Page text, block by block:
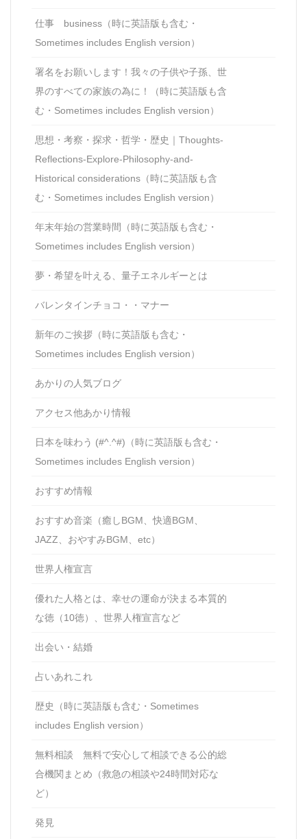
仕事 business（時に英語版も含む・
Sometimes includes English version）
署名をお願いします！我々の子供や子孫、世
界のすべての家族の為に！（時に英語版も含
む・Sometimes includes English version）
思想・考察・探求・哲学・歴史｜Thoughts-
Reflections-Explore-Philosophy-and-
Historical considerations（時に英語版も含
む・Sometimes includes English version）
年末年始の営業時間（時に英語版も含む・
Sometimes includes English version）
夢・希望を叶える、量子エネルギーとは
バレンタインチョコ・・マナー
新年のご挨拶（時に英語版も含む・
Sometimes includes English version）
あかりの人気ブログ
アクセス他あかり情報
日本を味わう (#^.^#)（時に英語版も含む・
Sometimes includes English version）
おすすめ情報
おすすめ音楽（癒しBGM、快適BGM、
JAZZ、おやすみBGM、etc）
世界人権宣言
優れた人格とは、幸せの運命が決まる本質的
な徳（10徳）、世界人権宣言など
出会い・結婚
占いあれこれ
歴史（時に英語版も含む・Sometimes
includes English version）
無料相談 無料で安心して相談できる公的総
合機関まとめ（救急の相談や24時間対応な
ど）
発見